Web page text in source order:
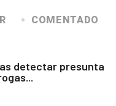
COMENTADO
detectar presunta